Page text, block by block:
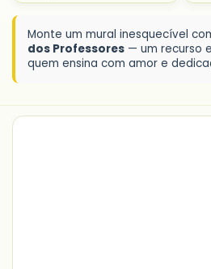
Monte um mural inesquecível
dos Professores — um recurso
quem ensina com amor e